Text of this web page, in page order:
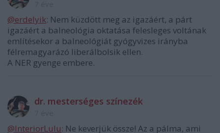
@erdelyik: Nem küzdött meg az igazáért, a párt
igazáért a balneológia oktatása felesleges voltának
említésekor a balneológiát gyógyvizes irányba
félremagyarázó liberálbolsik ellen.
A NER gyenge embere.
dr. mesterséges színezék
@InteriorLulu: Ne keverjük össze! Az a pálma, ami